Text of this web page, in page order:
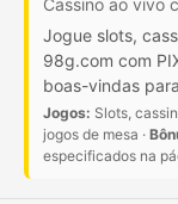
Cassino ao vivo
Jogue slots,
98g.com com
boas-vindas
Jogos: Slots,
jogos de mesa ·
especificados na